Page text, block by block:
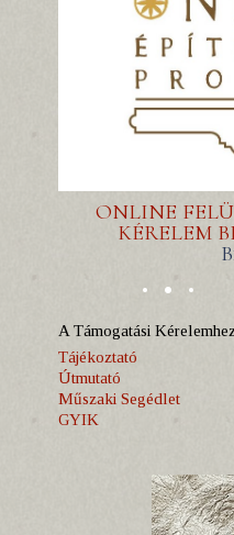
ONLINE
KÉRELEM
A Támogatási
Tájékoztató
Útmutató
Műszaki Segédlet
GYIK